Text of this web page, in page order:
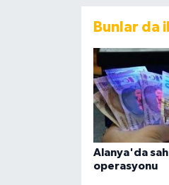
Bunlar da
Alanya'da
operasyonu